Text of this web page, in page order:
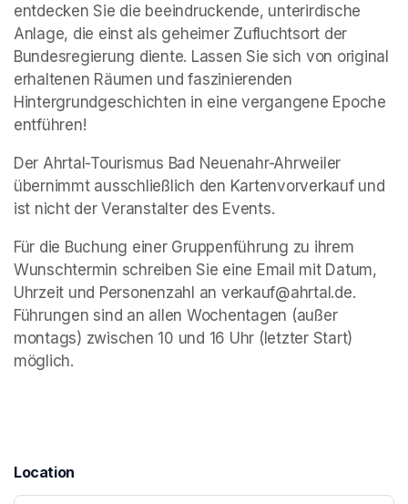
entdecken Sie die beeindruckende, unterirdische
Anlage, die einst als geheimer Zufluchtsort der
Bundesregierung diente. Lassen Sie sich von original
erhaltenen Räumen und faszinierenden
Hintergrundgeschichten in eine vergangene Epoche
entführen!
Der Ahrtal-Tourismus Bad Neuenahr-Ahrweiler
übernimmt ausschließlich den Kartenvorverkauf und
ist nicht der Veranstalter des Events.
Für die Buchung einer Gruppenführung zu ihrem
Wunschtermin schreiben Sie eine Email mit Datum,
Uhrzeit und Personenzahl an verkauf@ahrtal.de.
Führungen sind an allen Wochentagen (außer
montags) zwischen 10 und 16 Uhr (letzter Start)
möglich.
Location